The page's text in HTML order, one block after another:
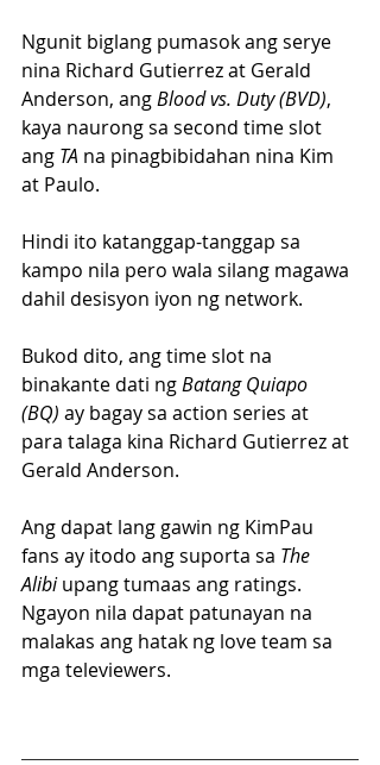
Ngunit biglang pumasok ang serye
nina Richard Gutierrez at Gerald
Anderson, ang Blood vs. Duty (BVD),
kaya naurong sa second time slot
ang TA na pinagbibidahan nina Kim
at Paulo.
Hindi ito katanggap-tanggap sa
kampo nila pero wala silang magawa
dahil desisyon iyon ng network.
Bukod dito, ang time slot na
binakante dati ng Batang Quiapo
(BQ) ay bagay sa action series at
para talaga kina Richard Gutierrez at
Gerald Anderson.
Ang dapat lang gawin ng KimPau
fans ay itodo ang suporta sa The
Alibi upang tumaas ang ratings.
Ngayon nila dapat patunayan na
malakas ang hatak ng love team sa
mga televiewers.